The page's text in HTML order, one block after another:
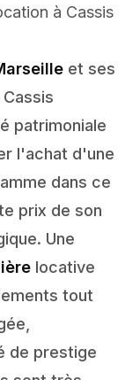
à Cassis
et ses
patrimoniale
l'achat d'une
dans ce
prix de son
Une
locative
tout
de prestige